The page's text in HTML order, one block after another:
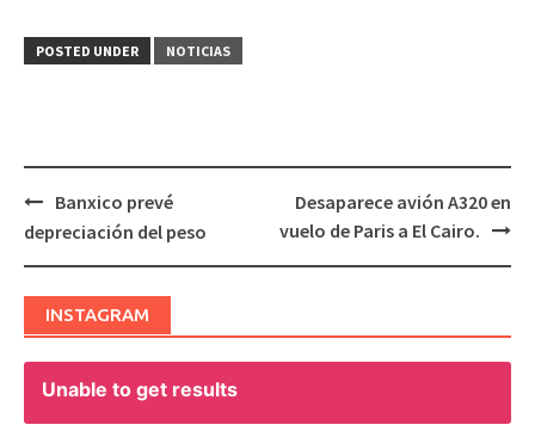
POSTED UNDER NOTICIAS
Post
navigation
Banxico prevé
depreciación del peso
Desaparece avión A320 en
vuelo de Paris a El Cairo.
INSTAGRAM
Unable to get results